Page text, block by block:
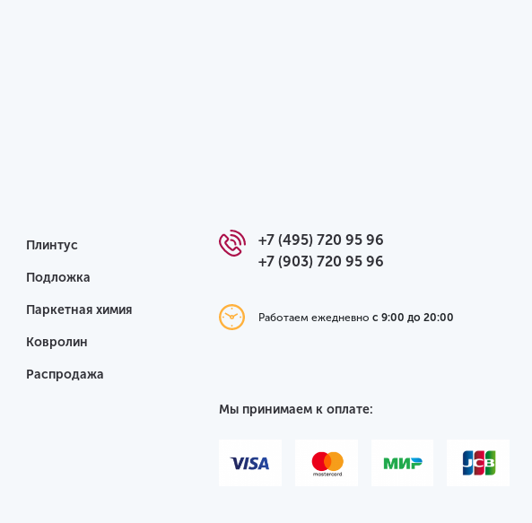
Плинтус
Подложка
Паркетная химия
Ковролин
Распродажа
+7 (495) 720 95 96
+7 (903) 720 95 96
Работаем ежедневнос 9:00 до 20:00
Мы принимаем к оплате: